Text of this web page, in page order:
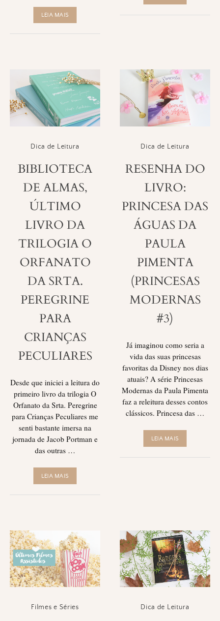
LEIA MAIS
Dica de Leitura
BIBLIOTECA
DE ALMAS,
ÚLTIMO
LIVRO DA
TRILOGIA O
ORFANATO
DA SRTA.
PEREGRINE
PARA
CRIANÇAS
PECULIARES
Desde que iniciei a leitura do
primeiro livro da trilogia O
Orfanato da Srta. Peregrine
para Crianças Peculiares me
senti bastante imersa na
jornada de Jacob Portman e
das outras …
LEIA MAIS
Dica de Leitura
RESENHA DO
LIVRO:
PRINCESA DAS
ÁGUAS DA
PAULA
PIMENTA
(PRINCESAS
MODERNAS
#3)
Já imaginou como seria a
vida das suas princesas
favoritas da Disney nos dias
atuais? A série Princesas
Modernas da Paula Pimenta
faz a releitura desses contos
clássicos. Princesa das …
LEIA MAIS
Filmes e Séries Dica de Leitura